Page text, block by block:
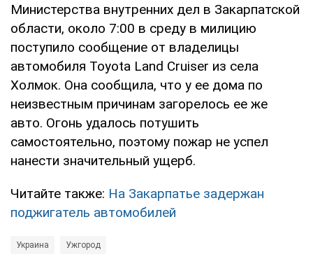
Министерства внутренних дел в Закарпатской
области, около 7:00 в среду в милицию
поступило сообщение от владелицы
автомобиля Toyota Land Cruiser из села
Холмок. Она сообщила, что у ее дома по
неизвестным причинам загорелось ее же
авто. Огонь удалось потушить
самостоятельно, поэтому пожар не успел
нанести значительный ущерб.
Читайте также: На Закарпатье задержан
поджигатель автомобилей
Украина Ужгород